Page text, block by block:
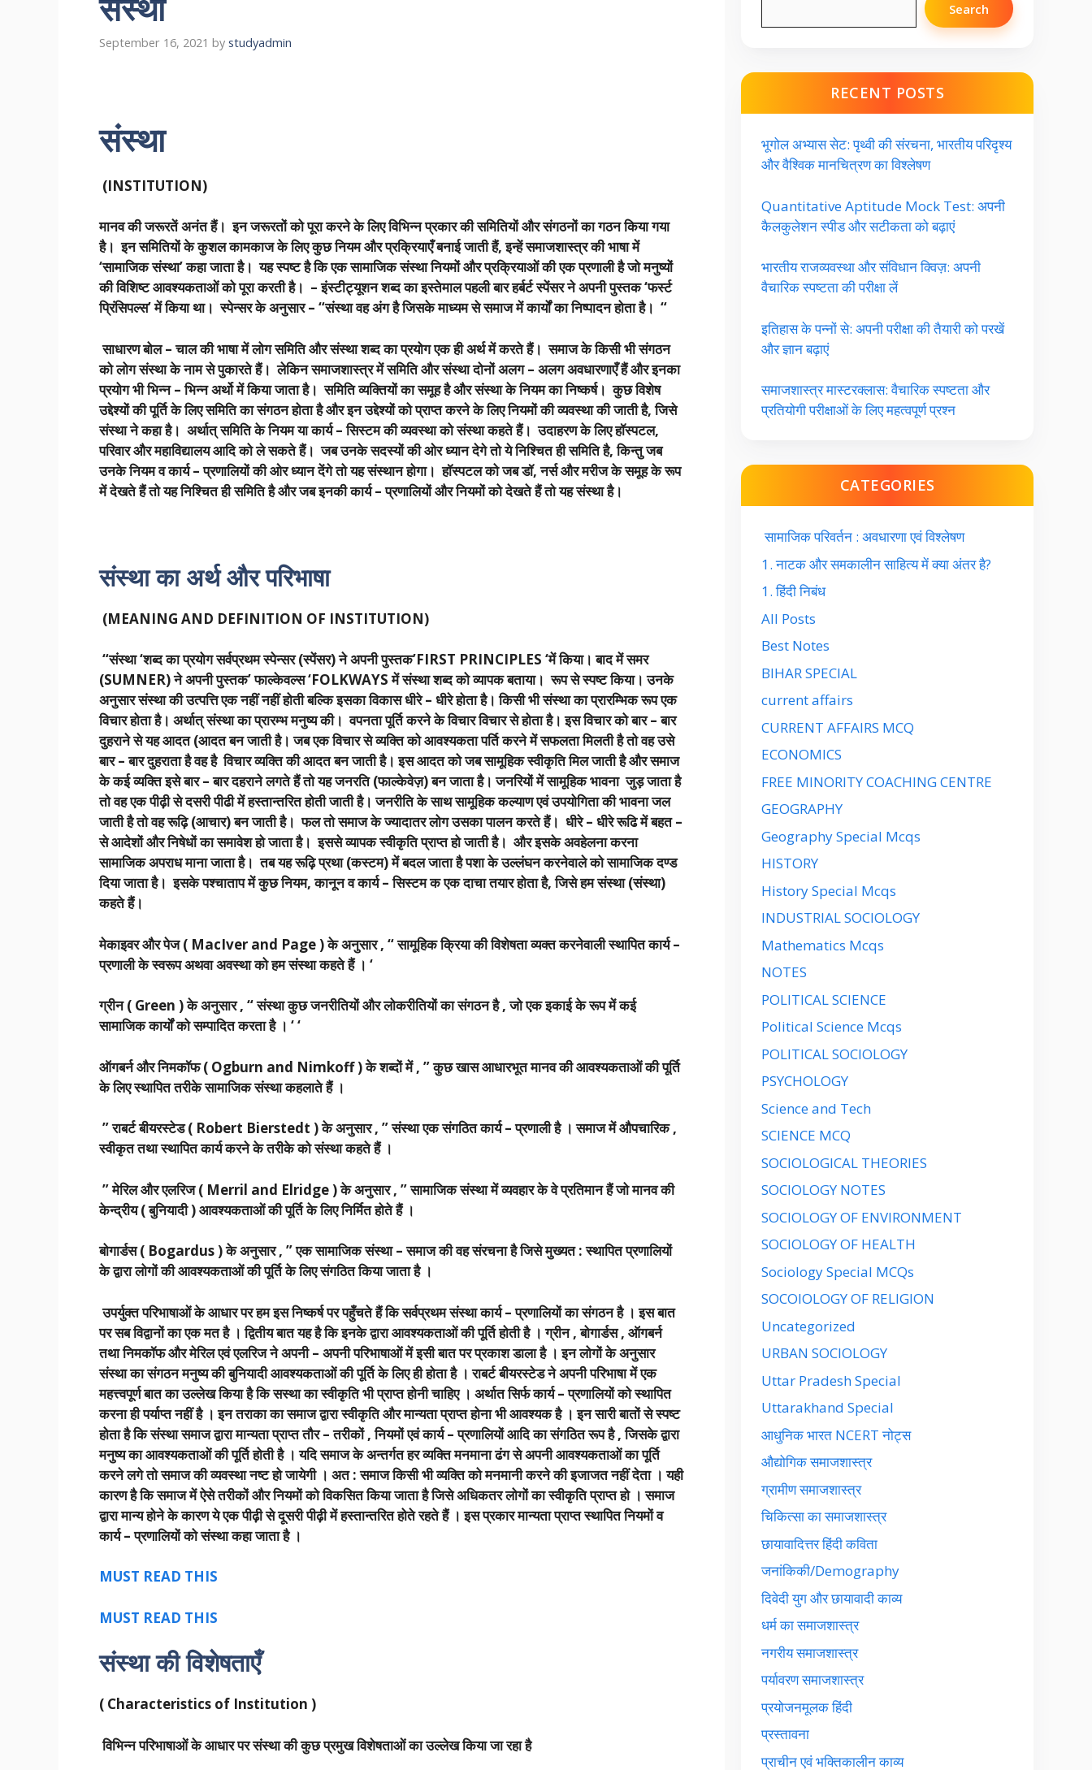
September 16, 2021 by studyadmin
संस्था
(INSTITUTION)
मानव की जरूरतें अनंत हैं। इन जरूरतों को पूरा करने के लिए विभिन्न प्रकार की समितियों और संगठनों का गठन किया गया
है। इन समितियों के कुशल कामकाज के लिए कुछ नियम और प्रक्रियाएँ बनाई जाती हैं, इन्हें समाजशास्त्र की भाषा में
‘सामाजिक संस्था’ कहा जाता है। यह स्पष्ट है कि एक सामाजिक संस्था नियमों और प्रक्रियाओं की एक प्रणाली है जो मनुष्यों
की विशिष्ट आवश्यकताओं को पूरा करती है। – इंस्टीट्यूशन शब्द का इस्तेमाल पहली बार हर्बर्ट स्पेंसर ने अपनी पुस्तक ‘फर्स्ट
प्रिंसिपल्स’ में किया था। स्पेन्सर के अनुसार – “संस्था वह अंग है जिसके माध्यम से समाज में कार्यों का निष्पादन होता है। “
साधारण बोल – चाल की भाषा में लोग समिति और संस्था शब्द का प्रयोग एक ही अर्थ में करते हैं। समाज के किसी भी संगठन
को लोग संस्था के नाम से पुकारते हैं। लेकिन समाजशास्त्र में समिति और संस्था दोनों अलग – अलग अवधारणाएँ हैं और इनका
प्रयोग भी भिन्न – भिन्न अर्थो में किया जाता है। समिति व्यक्तियों का समूह है और संस्था के नियम का निष्कर्ष। कुछ विशेष
उद्देश्यों की पूर्ति के लिए समिति का संगठन होता है और इन उद्देश्यों को प्राप्त करने के लिए नियमों की व्यवस्था की जाती है, जिसे
संस्था ने कहा है। अर्थात् समिति के नियम या कार्य – सिस्टम की व्यवस्था को संस्था कहते हैं। उदाहरण के लिए हॉस्पटल,
परिवार और महाविद्यालय आदि को ले सकते हैं। जब उनके सदस्यों की ओर ध्यान देगे तो ये निश्चित ही समिति है, किन्तु जब
उनके नियम व कार्य – प्रणालियों की ओर ध्यान देंगे तो यह संस्थान होगा। हॉस्पटल को जब डॉ, नर्स और मरीज के समूह के रूप
में देखते हैं तो यह निश्चित ही समिति है और जब इनकी कार्य – प्रणालियों और नियमों को देखते हैं तो यह संस्था है।
संस्था का अर्थ और परिभाषा
(MEANING AND DEFINITION OF INSTITUTION)
“संस्था ‘शब्द का प्रयोग सर्वप्रथम स्पेन्सर (स्पेंसर) ने अपनी पुस्तक’FIRST PRINCIPLES ‘में किया। बाद में समर
(SUMNER) ने अपनी पुस्तक’ फाल्केवल्स ‘FOLKWAYS में संस्था शब्द को व्यापक बताया। रूप से स्पष्ट किया। उनके
अनुसार संस्था की उत्पत्ति एक नहीं नहीं होती बल्कि इसका विकास धीरे – धीरे होता है। किसी भी संस्था का प्रारम्भिक रूप एक
विचार होता है। अर्थात् संस्था का प्रारम्भ मनुष्य की। वपनता पूर्ति करने के विचार विचार से होता है। इस विचार को बार – बार
दुहराने से यह आदत (आदत बन जाती है। जब एक विचार से व्यक्ति को आवश्यकता पर्ति करने में सफलता मिलती है तो वह उसे
बार – बार दुहराता है वह है विचार व्यक्ति की आदत बन जाती है। इस आदत को जब सामूहिक स्वीकृति मिल जाती है और समाज
के कई व्यक्ति इसे बार – बार दहराने लगते हैं तो यह जनरति (फाल्केवेज़) बन जाता है। जनरियों में सामूहिक भावना जुड़ जाता है
तो वह एक पीढ़ी से दसरी पीढी में हस्तान्तरित होती जाती है। जनरीति के साथ सामूहिक कल्याण एवं उपयोगिता की भावना जल
जाती है तो वह रूढ़ि (आचार) बन जाती है। फल तो समाज के ज्यादातर लोग उसका पालन करते हैं। धीरे – धीरे रूढि में बहत –
से आदेशों और निषेधों का समावेश हो जाता है। इससे व्यापक स्वीकृति प्राप्त हो जाती है। और इसके अवहेलना करना
सामाजिक अपराध माना जाता है। तब यह रूढ़ि प्रथा (कस्टम) में बदल जाता है पशा के उल्लंघन करनेवाले को सामाजिक दण्ड
दिया जाता है। इसके पश्चाताप में कुछ नियम, कानून व कार्य – सिस्टम क एक दाचा तयार होता है, जिसे हम संस्था (संस्था)
कहते हैं।
मेकाइवर और पेज ( MacIver and Page ) के अनुसार , “ सामूहिक क्रिया की विशेषता व्यक्त करनेवाली स्थापित कार्य –
प्रणाली के स्वरूप अथवा अवस्था को हम संस्था कहते हैं । ‘
ग्रीन ( Green ) के अनुसार , “ संस्था कुछ जनरीतियों और लोकरीतियों का संगठन है , जो एक इकाई के रूप में कई
सामाजिक कार्यों को सम्पादित करता है । ‘ ‘
ऑगबर्न और निमकॉफ ( Ogburn and Nimkoff ) के शब्दों में , ” कुछ खास आधारभूत मानव की आवश्यकताओं की पूर्ति
के लिए स्थापित तरीके सामाजिक संस्था कहलाते हैं ।
” राबर्ट बीयरस्टेड ( Robert Bierstedt ) के अनुसार , ” संस्था एक संगठित कार्य – प्रणाली है । समाज में औपचारिक ,
स्वीकृत तथा स्थापित कार्य करने के तरीके को संस्था कहते हैं ।
” मेरिल और एलरिज ( Merril and Elridge ) के अनुसार , ” सामाजिक संस्था में व्यवहार के वे प्रतिमान हैं जो मानव की
केन्द्रीय ( बुनियादी ) आवश्यकताओं की पूर्ति के लिए निर्मित होते हैं ।
बोगार्डस ( Bogardus ) के अनुसार , ” एक सामाजिक संस्था – समाज की वह संरचना है जिसे मुख्यत : स्थापित प्रणालियों
के द्वारा लोगों की आवश्यकताओं की पूर्ति के लिए संगठित किया जाता है ।
उपर्युक्त परिभाषाओं के आधार पर हम इस निष्कर्ष पर पहुँचते हैं कि सर्वप्रथम संस्था कार्य – प्रणालियों का संगठन है । इस बात
पर सब विद्वानों का एक मत है । द्वितीय बात यह है कि इनके द्वारा आवश्यकताओं की पूर्ति होती है । ग्रीन , बोगार्डस , ऑगबर्न
तथा निमकॉफ और मेरिल एवं एलरिज ने अपनी – अपनी परिभाषाओं में इसी बात पर प्रकाश डाला है । इन लोगों के अनुसार
संस्था का संगठन मनुष्य की बुनियादी आवश्यकताओं की पूर्ति के लिए ही होता है । राबर्ट बीयरस्टेड ने अपनी परिभाषा में एक
महत्त्वपूर्ण बात का उल्लेख किया है कि सस्था का स्वीकृति भी प्राप्त होनी चाहिए । अर्थात सिर्फ कार्य – प्रणालियों को स्थापित
करना ही पर्याप्त नहीं है । इन तराका का समाज द्वारा स्वीकृति और मान्यता प्राप्त होना भी आवश्यक है । इन सारी बातों से स्पष्ट
होता है कि संस्था समाज द्वारा मान्यता प्राप्त तौर – तरीकों , नियमों एवं कार्य – प्रणालियों आदि का संगठित रूप है , जिसके द्वारा
मनुष्य का आवश्यकताओं की पूर्ति होती है । यदि समाज के अन्तर्गत हर व्यक्ति मनमाना ढंग से अपनी आवश्यकताओं का पूर्ति
करने लगे तो समाज की व्यवस्था नष्ट हो जायेगी । अत : समाज किसी भी व्यक्ति को मनमानी करने की इजाजत नहीं देता । यही
कारण है कि समाज में ऐसे तरीकों और नियमों को विकसित किया जाता है जिसे अधिकतर लोगों का स्वीकृति प्राप्त हो । समाज
द्वारा मान्य होने के कारण ये एक पीढ़ी से दूसरी पीढ़ी में हस्तान्तरित होते रहते हैं । इस प्रकार मान्यता प्राप्त स्थापित नियमों व
कार्य – प्रणालियों को संस्था कहा जाता है ।
MUST READ THIS
MUST READ THIS
संस्था की विशेषताएँ
( Characteristics of Institution )
विभिन्न परिभाषाओं के आधार पर संस्था की कुछ प्रमुख विशेषताओं का उल्लेख किया जा रहा है
Search
RECENT POSTS
भूगोल अभ्यास सेट: पृथ्वी की संरचना, भारतीय परिदृश्य
और वैश्विक मानचित्रण का विश्लेषण
Quantitative Aptitude Mock Test: अपनी
कैलकुलेशन स्पीड और सटीकता को बढ़ाएं
भारतीय राजव्यवस्था और संविधान क्विज़: अपनी
वैचारिक स्पष्टता की परीक्षा लें
इतिहास के पन्नों से: अपनी परीक्षा की तैयारी को परखें
और ज्ञान बढ़ाएं
समाजशास्त्र मास्टरक्लास: वैचारिक स्पष्टता और
प्रतियोगी परीक्षाओं के लिए महत्वपूर्ण प्रश्न
CATEGORIES
सामाजिक परिवर्तन : अवधारणा एवं विश्लेषण
1. नाटक और समकालीन साहित्य में क्या अंतर है?
1. हिंदी निबंध
All Posts
Best Notes
BIHAR SPECIAL
current affairs
CURRENT AFFAIRS MCQ
ECONOMICS
FREE MINORITY COACHING CENTRE
GEOGRAPHY
Geography Special Mcqs
HISTORY
History Special Mcqs
INDUSTRIAL SOCIOLOGY
Mathematics Mcqs
NOTES
POLITICAL SCIENCE
Political Science Mcqs
POLITICAL SOCIOLOGY
PSYCHOLOGY
Science and Tech
SCIENCE MCQ
SOCIOLOGICAL THEORIES
SOCIOLOGY NOTES
SOCIOLOGY OF ENVIRONMENT
SOCIOLOGY OF HEALTH
Sociology Special MCQs
SOCOIOLOGY OF RELIGION
Uncategorized
URBAN SOCIOLOGY
Uttar Pradesh Special
Uttarakhand Special
आधुनिक भारत NCERT नोट्स
औद्योगिक समाजशास्त्र
ग्रामीण समाजशास्त्र
चिकित्सा का समाजशास्त्र
छायावादित्तर हिंदी कविता
जनांकिकी/Demography
दिवेदी युग और छायावादी काव्य
धर्म का समाजशास्त्र
नगरीय समाजशास्त्र
पर्यावरण समाजशास्त्र
प्रयोजनमूलक हिंदी
प्रस्तावना
प्राचीन एवं भक्तिकालीन काव्य